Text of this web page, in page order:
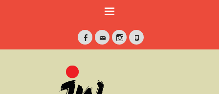
Facebook
E-
InstagramTelefon